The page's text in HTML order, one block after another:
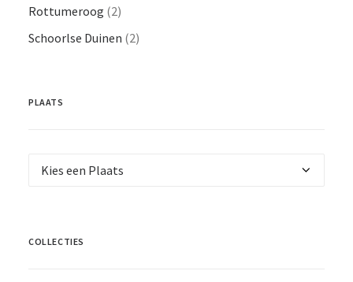
Rottumeroog (2)
Schoorlse Duinen (2)
PLAATS
COLLECTIES